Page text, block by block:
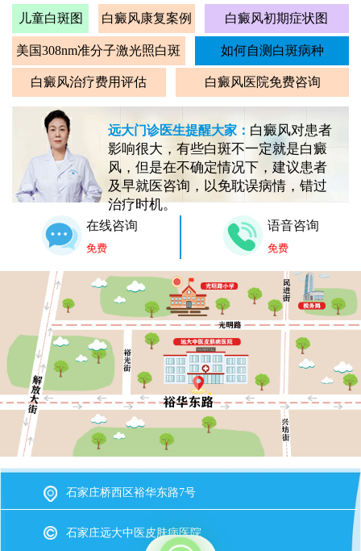
儿童白斑图 白癜风康复案例 白癜风初期症状图
美国308nm准分子激光照白斑 如何自测白斑病种
白癜风治疗费用评估 白癜风医院免费咨询
远大门诊医生提醒大家： 白癜风对患者
影响很大，有些白斑不一定就是白癜
风，但是在不确定情况下，建议患者
及早就医咨询，以免耽误病情，错过
治疗时机。
在线咨询
免费
语音咨询
免费
石家庄桥西区裕华东路7号
石家庄远大中医皮肤病医院